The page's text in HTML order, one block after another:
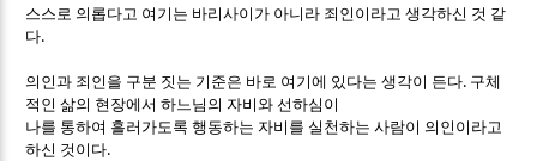
스스로 의롭다고 여기는 바리사이가 아니라 죄인이라고 생각하신 것 같
다.
의인과 죄인을 구분 짓는 기준은 바로 여기에 있다는 생각이 든다. 구체
적인 삶의 현장에서 하느님의 자비와 선하심이
나를 통하여 흘러가도록 행동하는 자비를 실천하는 사람이 의인이라고
하신 것이다.